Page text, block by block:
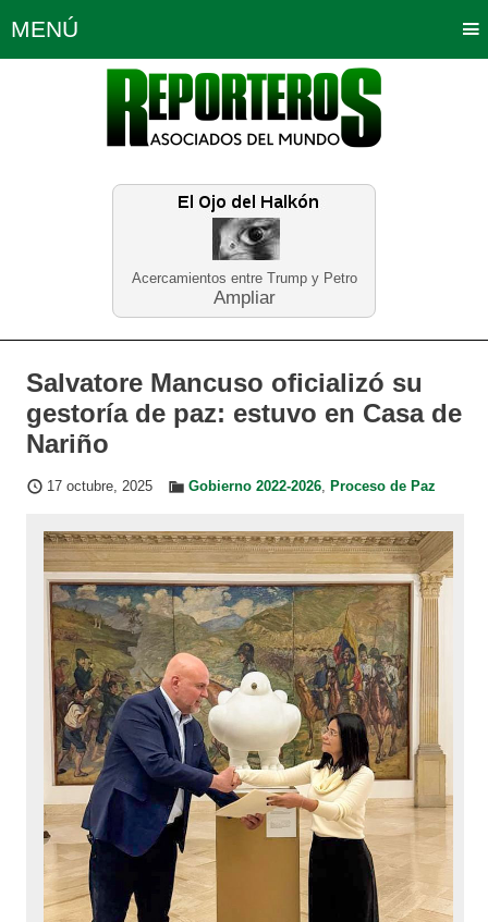
Acercamientos entre Trump y Petro
Ampliar
MENÚ
Política Opinión Bogotá
Planeta Tierra Deportes
Educación Neira
Salvatore Mancuso oficializó su
gestoría de paz: estuvo en Casa de
Nariño
17 octubre, 2025 Gobierno 2022-2026, Proceso de Paz